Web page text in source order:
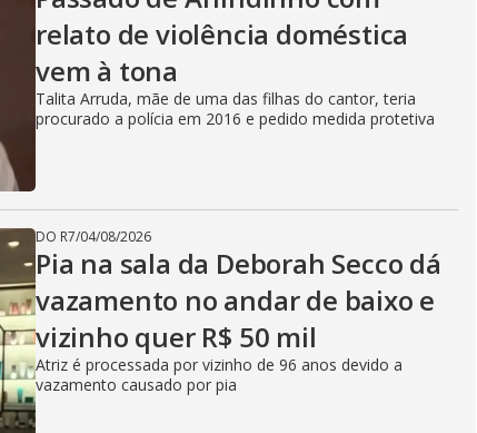
relato de violência doméstica
vem à tona
Talita Arruda, mãe de uma das filhas do cantor, teria
procurado a polícia em 2016 e pedido medida protetiva
DO R7/04/08/2026
Pia na sala da Deborah Secco dá
vazamento no andar de baixo e
vizinho quer R$ 50 mil
Atriz é processada por vizinho de 96 anos devido a
vazamento causado por pia